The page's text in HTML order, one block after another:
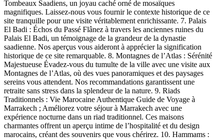
Tombeaux Saadiens, un joyau caché orné de mosaïques
magnifiques. Laissez-nous vous fournir le contexte historique de ce
site tranquille pour une visite véritablement enrichissante. 7. Palais
El Badi : Échos du Passé Flânez à travers les anciennes ruines du
Palais El Badi, un témoignage de la grandeur de la dynastie
saadienne. Nos aperçus vous aideront à apprécier la signification
historique de ce site remarquable. 8. Montagnes de l’Atlas : Sérénité
Majestueuse Évadez-vous du tumulte de la ville avec une visite aux
Montagnes de l’Atlas, où des vues panoramiques et des paysages
sereins vous attendent. Nos recommandations garantissent une
retraite sans stress dans la splendeur de la nature. 9. Riads
Traditionnels : Vie Marocaine Authentique Guide de Voyage à
Marrakech ; Améliorez votre séjour à Marrakech avec une
expérience nocturne dans un riad traditionnel. Ces maisons
charmantes offrent un aperçu intime de l’hospitalité et du design
marocains, créant des souvenirs que vous chérirez. 10. Hammams :